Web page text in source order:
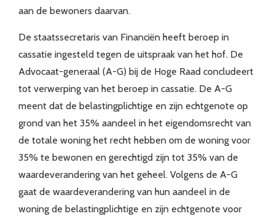
aan de bewoners daarvan.
De staatssecretaris van Financiën heeft beroep in
cassatie ingesteld tegen de uitspraak van het hof. De
Advocaat-generaal (A-G) bij de Hoge Raad concludeert
tot verwerping van het beroep in cassatie. De A-G
meent dat de belastingplichtige en zijn echtgenote op
grond van het 35% aandeel in het eigendomsrecht van
de totale woning het recht hebben om de woning voor
35% te bewonen en gerechtigd zijn tot 35% van de
waardeverandering van het geheel. Volgens de A-G
gaat de waardeverandering van hun aandeel in de
woning de belastingplichtige en zijn echtgenote voor